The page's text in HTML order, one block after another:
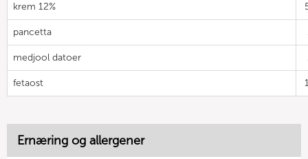
krem 12%
pancetta
medjool datoer
fetaost
Ernæring og allergener